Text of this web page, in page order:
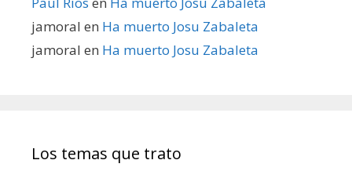
jamoral en Ha muerto Josu Zabaleta
jamoral en Ha muerto Josu Zabaleta
Los temas que trato